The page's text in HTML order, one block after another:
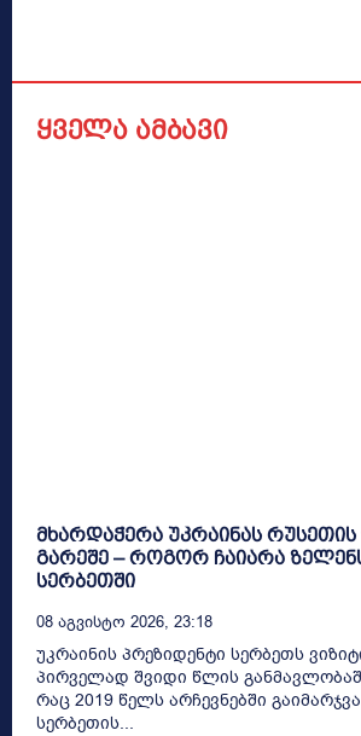
ყველა ამბავი
მხარდაჭერა უკრაინას
გარეშე – როგორ ჩაიარა
სერბეთში
08 Აგვისტო 2026, 23:18
უკრაინის პრეზიდენტი სერბეთს
პირველად შვიდი წლის
რაც 2019 წელს არჩევნებში
სერბეთის...